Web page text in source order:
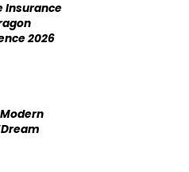
Insurance
2026